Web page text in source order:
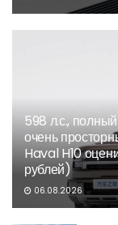
598 л.с.,
очень
Haval H10
рублей)
06.08.2026